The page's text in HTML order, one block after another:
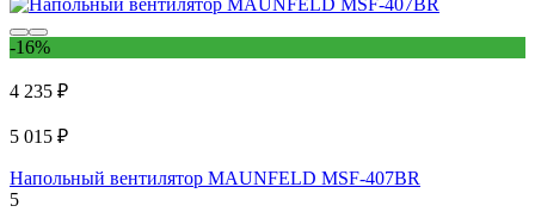
-16%
4 235 ₽
5 015 ₽
Напольный вентилятор MAUNFELD MSF-407BR
5